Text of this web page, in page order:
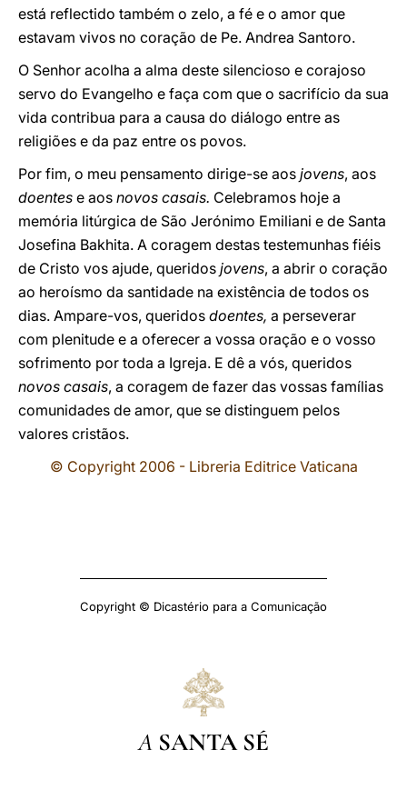
está reflectido também o zelo, a fé e o amor que
estavam vivos no coração de Pe. Andrea Santoro.
O Senhor acolha a alma deste silencioso e corajoso
servo do Evangelho e faça com que o sacrifício da sua
vida contribua para a causa do diálogo entre as
religiões e da paz entre os povos.
Por fim, o meu pensamento dirige-se aos jovens, aos
doentes e aos novos casais. Celebramos hoje a
memória litúrgica de São Jerónimo Emiliani e de Santa
Josefina Bakhita. A coragem destas testemunhas fiéis
de Cristo vos ajude, queridos jovens, a abrir o coração
ao heroísmo da santidade na existência de todos os
dias. Ampare-vos, queridos doentes, a perseverar
com plenitude e a oferecer a vossa oração e o vosso
sofrimento por toda a Igreja. E dê a vós, queridos
novos casais, a coragem de fazer das vossas famílias
comunidades de amor, que se distinguem pelos
valores cristãos.
© Copyright 2006 - Libreria Editrice Vaticana
Copyright © Dicastério para a Comunicação
A SANTA SÉ